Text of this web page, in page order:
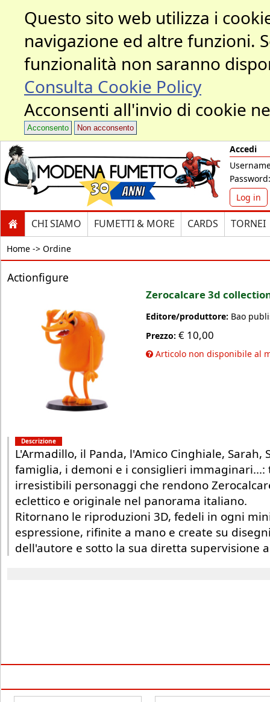
Questo sito web utilizza i
navigazione ed altre funzioni.
funzionalità non saranno
Consulta Cookie Policy
Acconsenti all'invio di cookie
Acconsento Non acconsento
Accedi
Password:
Log in
CHI SIAMO FUMETTI & MORE CARDS TORNEI
Home -> Ordine
Actionfigure
Zerocalcare 3d
Editore/produttore: Bao
Prezzo: € 10,00
Articolo non disponibile al
Descrizione
L'Armadillo, il Panda, l'Amico Cinghiale, Sarah,
famiglia, i demoni e i consiglieri
irresistibili personaggi che rendono
eclettico e originale nel panorama italiano.
Ritornano le riproduzioni 3D, fedeli in ogni
espressione, rifinite a mano e create su
dell'autore e sotto la sua diretta supervisione